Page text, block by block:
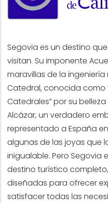
Segovia es un destino
visitan. Su imponente
maravillas de la
Catedral, conocida como
Catedrales” por su
Alcázar, un verdadero
representado a España
algunas de las joyas que
inigualable. Pero Segovia
destino turístico
diseñadas para ofrecer
satisfacer todas las